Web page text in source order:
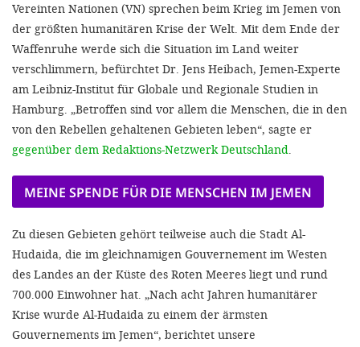
Vereinten Nationen (VN) sprechen beim Krieg im Jemen von
der größ­ten humanitären Krise der Welt. Mit dem Ende der
Waffenruhe werde sich die Situation im Land weiter
verschlimmern, befürchtet Dr. Jens Heibach, Jemen­-Experte
am Leibniz-Institut für Globale und Regionale Studien in
Hamburg. „Betroffen sind vor allem die Menschen, die in den
von den Rebellen gehaltenen Gebieten leben“, sagte er
gegenüber dem Redaktions-Netzwerk Deutschland.
MEINE SPENDE FÜR DIE MENSCHEN IM JEMEN
Zu diesen Gebieten gehört teilweise auch die Stadt Al-
Hudaida, die im gleichnamigen Gouvernement im Westen
des Landes an der Küste des Roten Meeres liegt und rund
700.000 Einwohner hat. „Nach acht Jahren humanitärer
Krise wurde Al-Hudaida zu einem der ärmsten
Gouvernements im Jemen“, berichtet un­sere